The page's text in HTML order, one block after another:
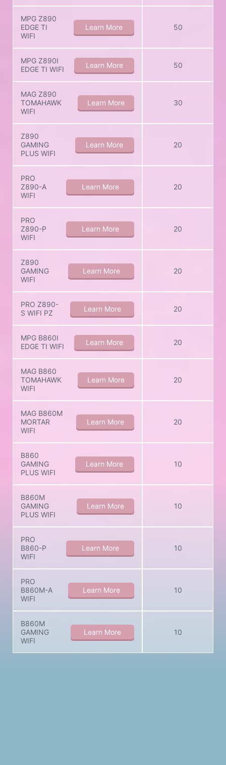
MPG Z890
EDGE TI
WIFI
Learn More 50
MPG Z890I
EDGE TI WIFI
Learn More 50
MAG Z890
TOMAHAWK
WIFI
Learn More 30
Z890
GAMING
PLUS WIFI
Learn More 20
PRO
Z890-A
WIFI
Learn More 20
PRO
Z890-P
WIFI
Learn More 20
Z890
GAMING
WIFI
Learn More 20
PRO Z890-
S WIFI PZ
Learn More 20
MPG B860I
EDGE TI WIFI
Learn More 20
MAG B860
TOMAHAWK
WIFI
Learn More 20
MAG B860M
MORTAR
WIFI
Learn More 20
B860
GAMING
PLUS WIFI
Learn More 10
B860M
GAMING
PLUS WIFI
Learn More 10
PRO
B860-P
WIFI
Learn More 10
PRO
B860M-A
WIFI
Learn More 10
B860M
GAMING
WIFI
Learn More 10